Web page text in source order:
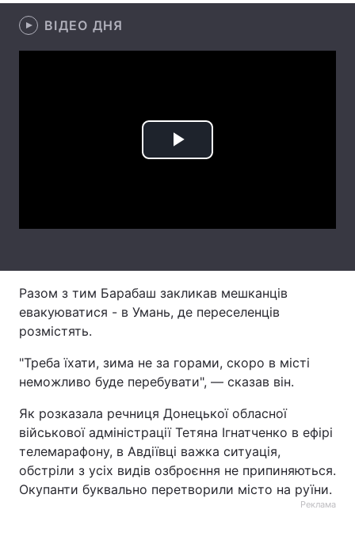
Екологія
Тема оформлення
ВІДЕО ДНЯ
Play
Разом з тим Барабаш закликав мешканців
евакуюватися - в Умань, де переселенців
розмістять.
"Треба їхати, зима не за горами, скоро в місті
неможливо буде перебувати", — сказав він.
Як розказала речниця Донецької обласної
військової адміністрації Тетяна Ігнатченко в ефірі
телемарафону, в Авдіївці важка ситуація,
обстріли з усіх видів озброєння не припиняються.
Окупанти буквально перетворили місто на руїни.
Реклама